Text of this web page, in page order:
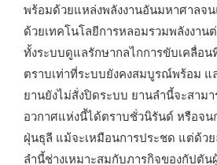
พร้อมด้วยแหล่งพลังงานอันมหาศาล
ด้วยเทคโนโลยีการหลอมรวมพลังงาน
ทั้งระบบดูแลรักษากลไกการขับเคลื่อ
ตราบเท่าที่ระบบยังคงสมบูรณ์พร้อม
ยานยังไม่สั่งปิดระบบ ยานลำนี้จะสาม
อวกาศแห่งนี้ได้ตราบชั่วนิรันด์ หรือจน
ฝุ่นธุลี แม้จะเหมือนการประชด แต่ด้ว
ลำนี้ช่างเหมาะสมกับภารกิจของกัปตั